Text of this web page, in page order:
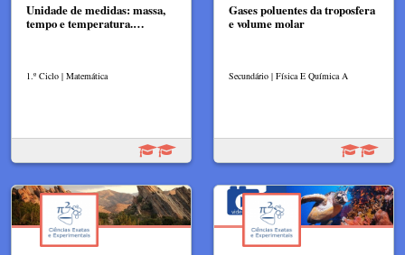
Unidade de medidas: massa,
tempo e temperatura.…
1.º Ciclo | Matemática
Gases poluentes da troposfera
e volume molar
Secundário | Física E Química A